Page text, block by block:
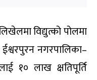
विद्युत्को पोलमा
नगरपालिका–
१० लाख क्षतिपूर्ति